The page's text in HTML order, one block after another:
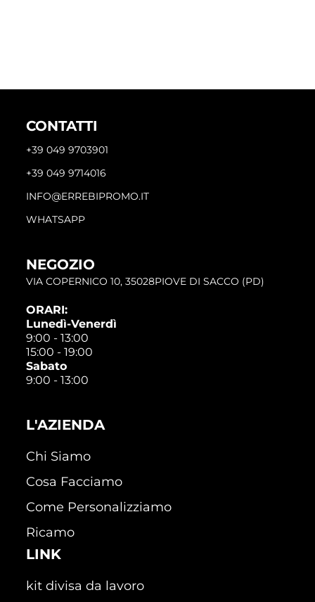
CONTATTI
+39 049 9703901
+39 049 9714016
INFO@ERREBIPROMO.IT
WHATSAPP
NEGOZIO
VIA COPERNICO 10, 35028PIOVE DI SACCO (PD)
ORARI:
Lunedì-Venerdì
9:00 - 13:00
15:00 - 19:00
Sabato
9:00 - 13:00
L'AZIENDA
Chi Siamo
Cosa Facciamo
Come Personalizziamo
Ricamo
LINK
kit divisa da lavoro